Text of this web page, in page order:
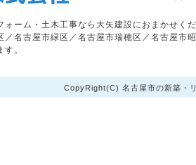
ォーム・土木工事なら大矢建設におまかせく
／名古屋市緑区／名古屋市瑞穂区／名古屋
。
CopyRight(C) 名古屋市の新築・